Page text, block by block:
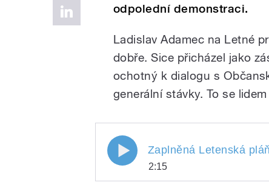
odpolední demonstraci.
Ladislav Adamec na Letné
dobře. Sice přicházel jako
ochotný k dialogu s
generální stávky. To se
Zaplněná Letenská
2:15